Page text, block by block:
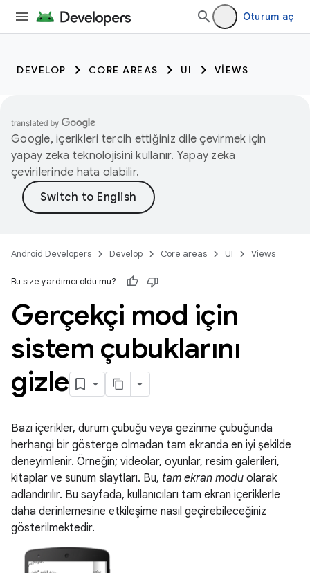
Oturum aç
DEVELOP CORE AREAS UI VIEWS
Google, içerikleri tercih ettiğiniz dile çevirmek için
yapay zeka teknolojisini kullanır. Yapay zeka
çevirilerinde hata olabilir.
Android Developers Develop Core areas UI Views
Bu size yardımcı oldu mu?
Gerçekçi mod için
sistem çubuklarını
gizle
Bazı içerikler, durum çubuğu veya gezinme çubuğunda
herhangi bir gösterge olmadan tam ekranda en iyi şekilde
deneyimlenir. Örneğin; videolar, oyunlar, resim galerileri,
kitaplar ve sunum slaytları. Bu, tam ekran modu olarak
adlandırılır. Bu sayfada, kullanıcıları tam ekran içeriklerle
daha derinlemesine etkileşime nasıl geçirebileceğiniz
gösterilmektedir.